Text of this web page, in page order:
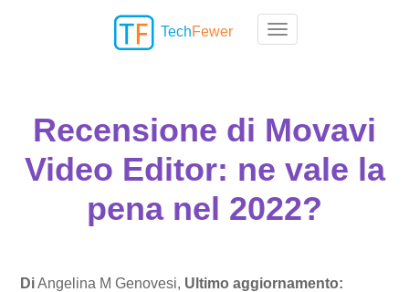
Toggle navigation
TechFewer
Recensione di Movavi
Video Editor: ne vale la
pena nel 2022?
DiAngelina M Genovesi, Ultimo aggiornamento: